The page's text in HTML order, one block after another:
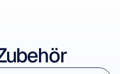
ansehen